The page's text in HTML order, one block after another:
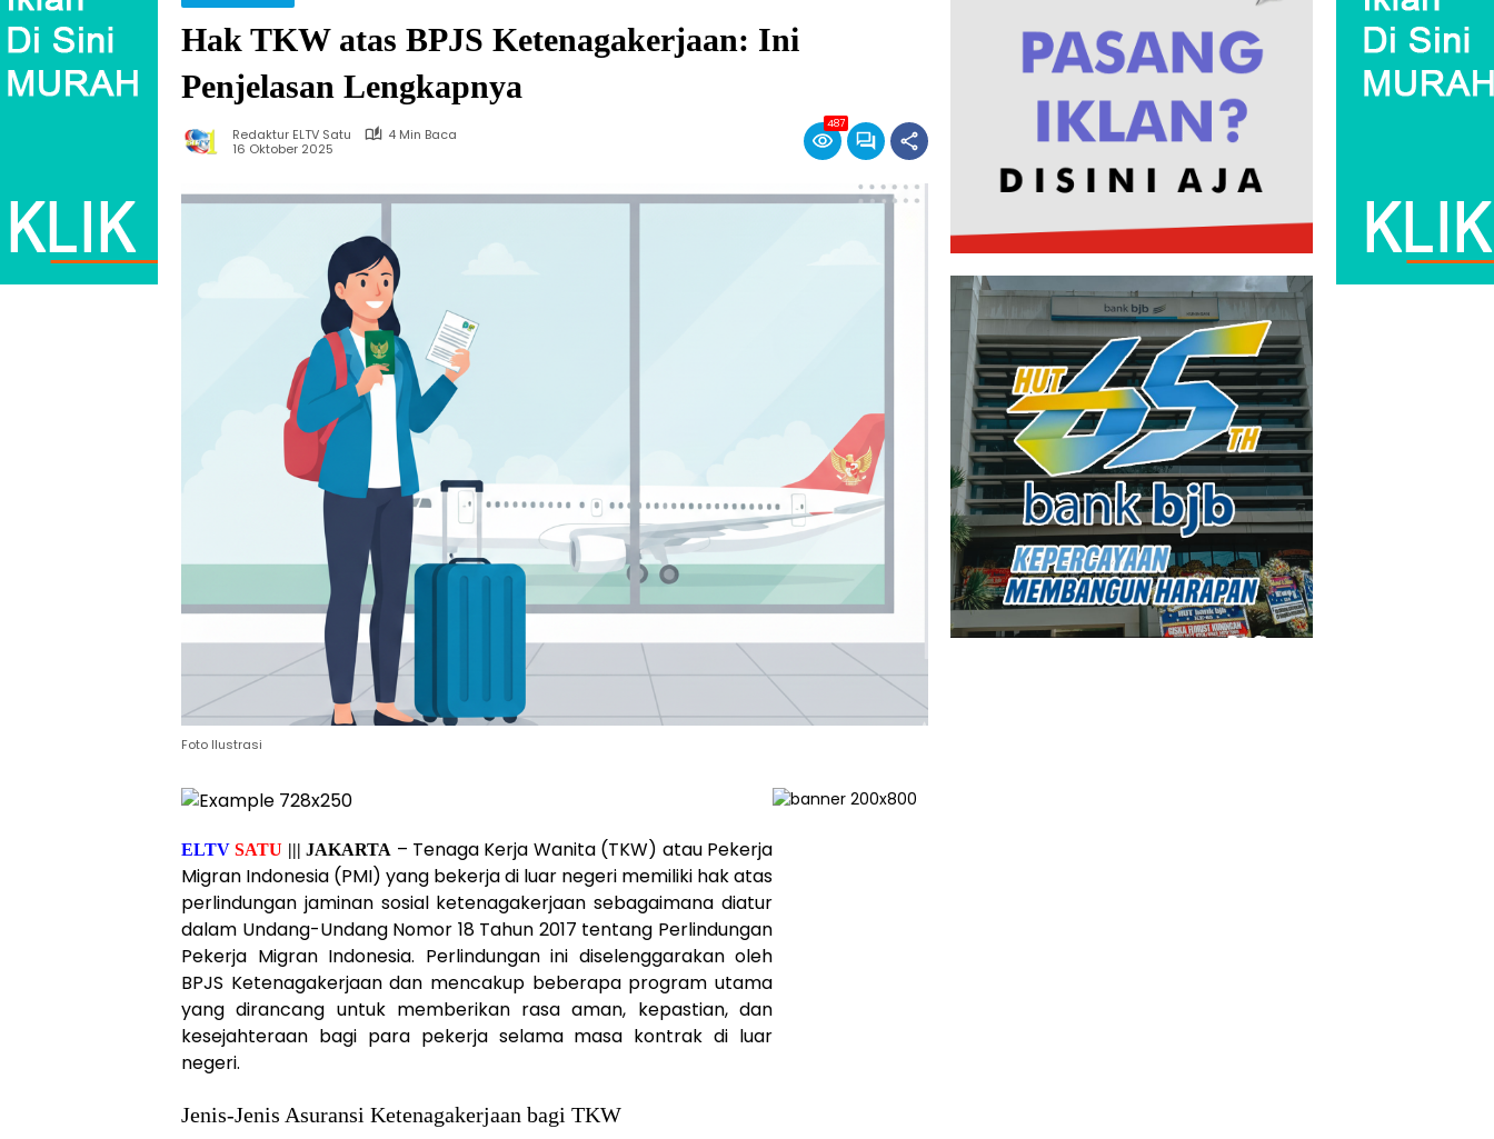
Hak TKW atas BPJS Ketenagakerjaan: Ini
Penjelasan Lengkapnya
Redaktur ELTV Satu
4 Min Baca
16 Oktober 2025
487
Foto Ilustrasi
ELTV SATU ||| JAKARTA – Tenaga Kerja Wanita (TKW) atau Pekerja
Migran Indonesia (PMI) yang bekerja di luar negeri memiliki hak atas
perlindungan jaminan sosial ketenagakerjaan sebagaimana diatur
dalam Undang-Undang Nomor 18 Tahun 2017 tentang Perlindungan
Pekerja Migran Indonesia. Perlindungan ini diselenggarakan oleh
BPJS Ketenagakerjaan dan mencakup beberapa program utama
yang dirancang untuk memberikan rasa aman, kepastian, dan
kesejahteraan bagi para pekerja selama masa kontrak di luar
negeri.
Jenis-Jenis Asuransi Ketenagakerjaan bagi TKW